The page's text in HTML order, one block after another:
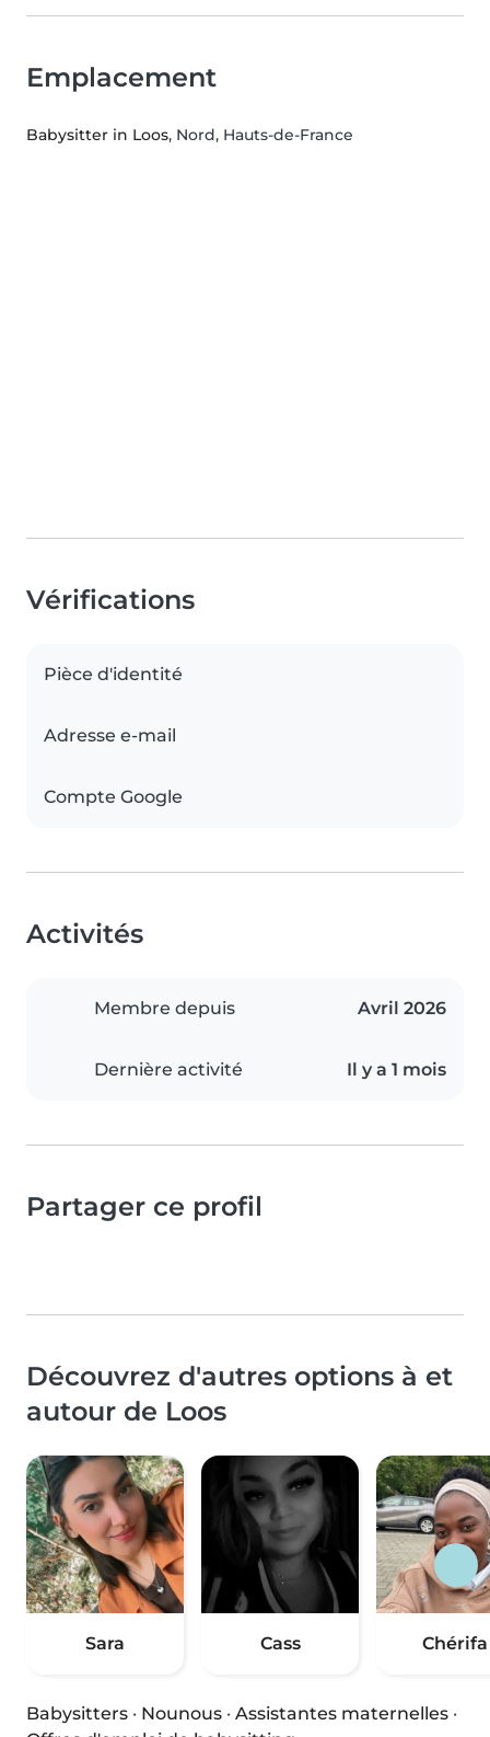
Emplacement
Babysitter in Loos, Nord, Hauts-de-France
Vérifications
Pièce d'identité
Adresse e-mail
Compte Google
Activités
Membre depuis Avril 2026
Dernière activité Il y a 1 mois
Partager ce profil
Découvrez d'autres options à et
autour de Loos
Sara Cass Chérifa
Babysitters · Nounous · Assistantes maternelles ·